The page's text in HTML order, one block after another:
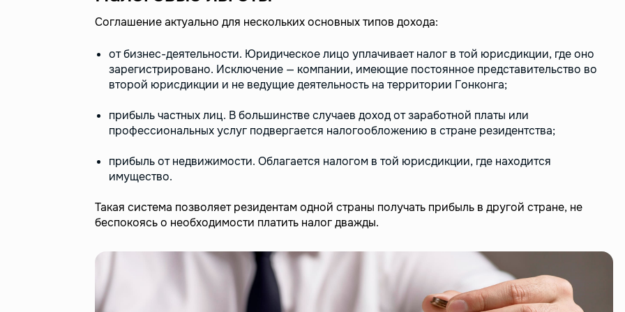
Соглашение актуально для нескольких основных типов дохода:
от бизнес-деятельности. Юридическое лицо уплачивает налог в той юрисдикции, где оно
зарегистрировано. Исключение — компании, имеющие постоянное представительство во
второй юрисдикции и не ведущие деятельность на территории Гонконга;
прибыль частных лиц. В большинстве случаев доход от заработной платы или
профессиональных услуг подвергается налогообложению в стране резидентства;
прибыль от недвижимости. Облагается налогом в той юрисдикции, где находится
имущество.
Такая система позволяет резидентам одной страны получать прибыль в другой стране, не
беспокоясь о необходимости платить налог дважды.